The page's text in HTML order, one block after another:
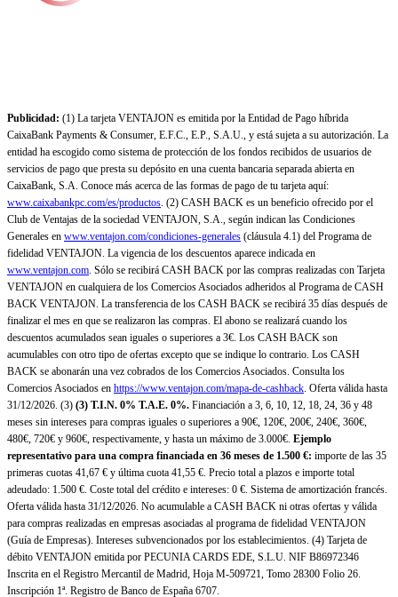
Publicidad: (1) La tarjeta VENTAJON es emitida por la Entidad de Pago híbrida
CaixaBank Payments & Consumer, E.F.C., E.P., S.A.U., y está sujeta a su autorización. La
entidad ha escogido como sistema de protección de los fondos recibidos de usuarios de
servicios de pago que presta su depósito en una cuenta bancaria separada abierta en
CaixaBank, S.A. Conoce más acerca de las formas de pago de tu tarjeta aquí:
www.caixabankpc.com/es/productos. (2) CASH BACK es un beneficio ofrecido por el
Club de Ventajas de la sociedad VENTAJON, S.A., según indican las Condiciones
Generales en www.ventajon.com/condiciones-generales (cláusula 4.1) del Programa de
fidelidad VENTAJON. La vigencia de los descuentos aparece indicada en
www.ventajon.com. Sólo se recibirá CASH BACK por las compras realizadas con Tarjeta
VENTAJON en cualquiera de los Comercios Asociados adheridos al Programa de CASH
BACK VENTAJON. La transferencia de los CASH BACK se recibirá 35 días después de
finalizar el mes en que se realizaron las compras. El abono se realizará cuando los
descuentos acumulados sean iguales o superiores a 3€. Los CASH BACK son
acumulables con otro tipo de ofertas excepto que se indique lo contrario. Los CASH
BACK se abonarán una vez cobrados de los Comercios Asociados. Consulta los
Comercios Asociados en https://www.ventajon.com/mapa-de-cashback. Oferta válida hasta
31/12/2026. (3) (3) T.I.N. 0% T.A.E. 0%. Financiación a 3, 6, 10, 12, 18, 24, 36 y 48
meses sin intereses para compras iguales o superiores a 90€, 120€, 200€, 240€, 360€,
480€, 720€ y 960€, respectivamente, y hasta un máximo de 3.000€. Ejemplo
representativo para una compra financiada en 36 meses de 1.500 €: importe de las 35
primeras cuotas 41,67 € y última cuota 41,55 €. Precio total a plazos e importe total
adeudado: 1.500 €. Coste total del crédito e intereses: 0 €. Sistema de amortización francés.
Oferta válida hasta 31/12/2026. No acumulable a CASH BACK ni otras ofertas y válida
para compras realizadas en empresas asociadas al programa de fidelidad VENTAJON
(Guía de Empresas). Intereses subvencionados por los establecimientos. (4) Tarjeta de
débito VENTAJON emitida por PECUNIA CARDS EDE, S.L.U. NIF B86972346
Inscrita en el Registro Mercantil de Madrid, Hoja M-509721, Tomo 28300 Folio 26.
Inscripción 1ª. Registro de Banco de España 6707.